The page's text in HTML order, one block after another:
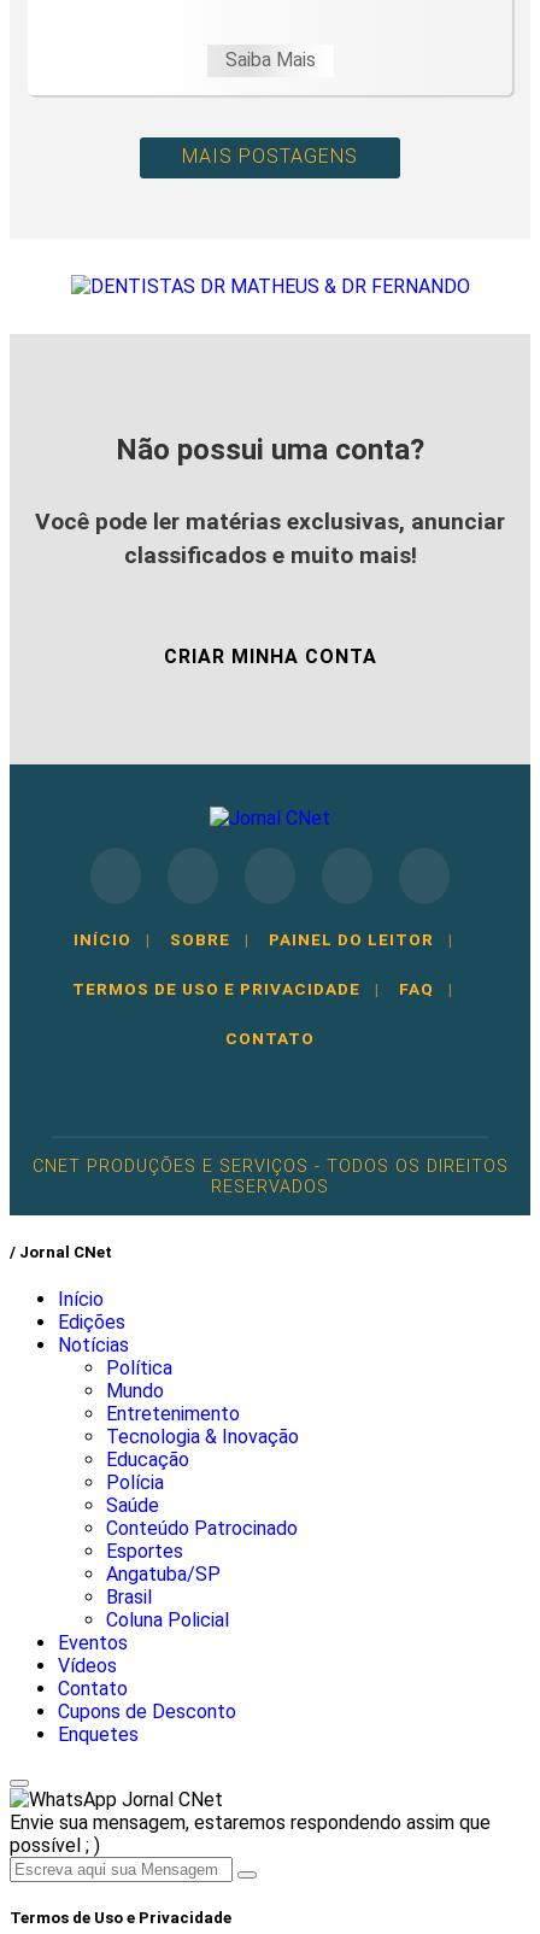
Saiba Mais
MAIS POSTAGENS
Não possui uma conta?
Você pode ler matérias exclusivas, anunciar
classificados e muito mais!
CRIAR MINHA CONTA
INÍCIO | SOBRE | PAINEL DO LEITOR |
TERMOS DE USO E PRIVACIDADE | FAQ |
CONTATO
CNET PRODUÇÕES E SERVIÇOS - TODOS OS DIREITOS
RESERVADOS
/ Jornal CNet
Início
Edições
Notícias
Política
Mundo
Entretenimento
Tecnologia & Inovação
Educação
Polícia
Saúde
Conteúdo Patrocinado
Esportes
Angatuba/SP
Brasil
Coluna Policial
Eventos
Vídeos
Contato
Cupons de Desconto
Enquetes
Jornal CNet
Envie sua mensagem, estaremos respondendo assim que
possível ; )
Termos de Uso e Privacidade